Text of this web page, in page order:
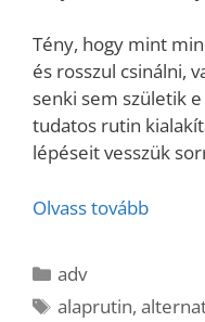
Tény, hogy mint
és rosszul csinálni,
senki sem születik
tudatos rutin
lépéseit vesszük
Olvass tovább
Kategória
adv
Címkék
alaprutin,